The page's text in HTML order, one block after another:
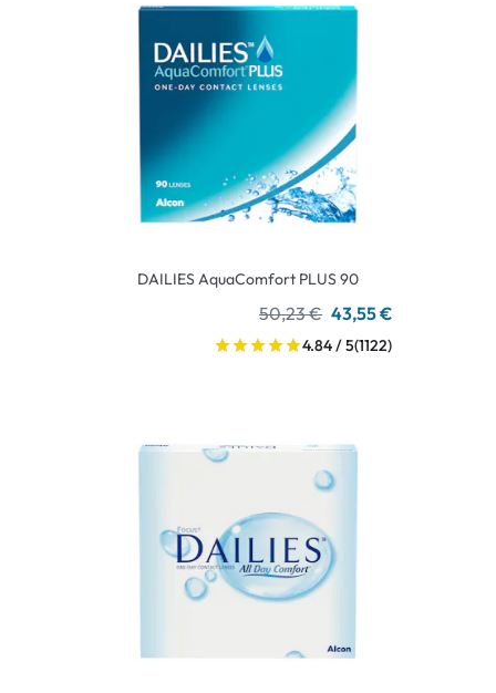
DAILIES AquaComfort PLUS 90
50,23 € 43,55 €
4.84 / 5(1122)